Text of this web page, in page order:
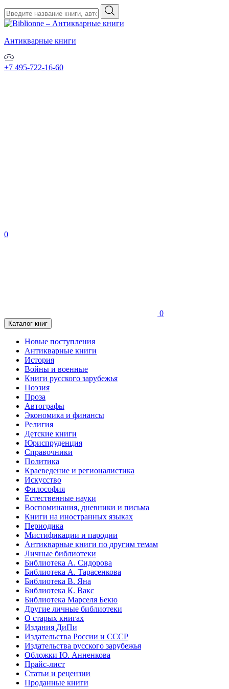
Антикварные книги
+7 495-722-16-60
0
0
Каталог книг
Новые поступления
Антикварные книги
История
Войны и военные
Книги русского зарубежья
Поэзия
Проза
Автографы
Экономика и финансы
Религия
Детские книги
Юриспруденция
Справочники
Политика
Краеведение и регионалистика
Искусство
Философия
Естественные науки
Воспоминания, дневники и письма
Книги на иностранных языках
Периодика
Мистификации и пародии
Антикварные книги по другим темам
Личные библиотеки
Библиотека А. Сидорова
Библиотека А. Тарасенкова
Библиотека В. Яна
Библиотека К. Вакс
Библиотека Марселя Бекю
Другие личные библиотеки
О старых книгах
Издания ДиПи
Издательства России и СССР
Издательства русского зарубежья
Обложки Ю. Анненкова
Прайс-лист
Статьи и рецензии
Проданные книги